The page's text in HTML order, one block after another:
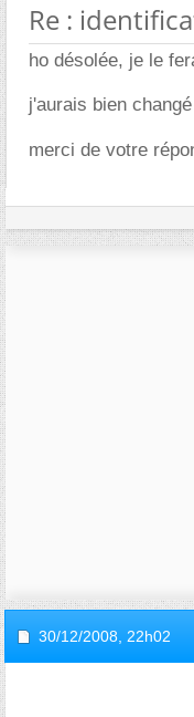
Re :
ho désolée, je le
j'aurais bien
merci de votre
30/12/2008, 22h02